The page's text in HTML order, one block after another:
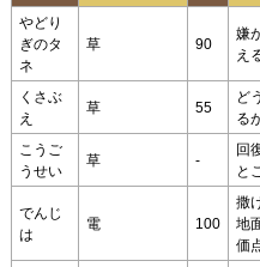
やどり
ぎのタ
ネ
草 90
嫌
え
くさぶ
え
草 55
ど
る
こうご
うせい
草 -
回
と
でんじ
は
電 100
撒
地
価